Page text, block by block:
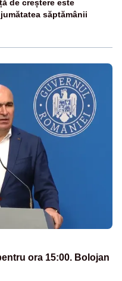
de creștere este
săptămânii
ora 15:00. Bolojan